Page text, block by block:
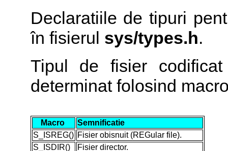
Declaratiile de tipuri
în fisierul sys/types.h.
Tipul de fisier
determinat folosind
Macro
Semnificatie
S_ISREG() Fisier obisnuit (REGular file).
S_ISDIR()
Fisier director.